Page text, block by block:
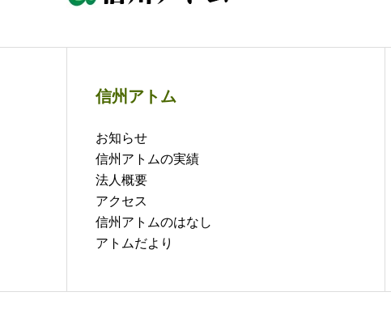
信州アトム
お知らせ
信州アトムの実績
法人概要
アクセス
信州アトムのはなし
アトムだより